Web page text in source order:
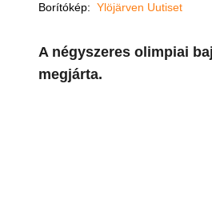
Borítókép: Ylöjärven Uutiset
A négyszeres olimpiai
megjárta.